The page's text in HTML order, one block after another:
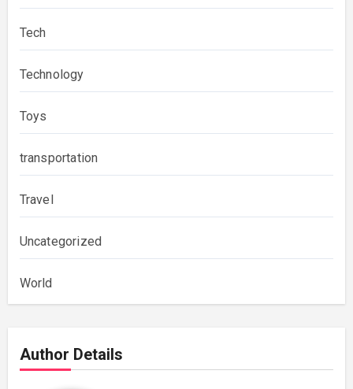
Tech
Technology
Toys
transportation
Travel
Uncategorized
World
Author Details